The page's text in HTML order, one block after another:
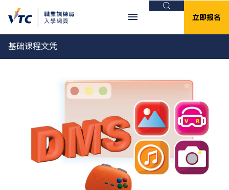
搜索
立即报名
基础课程文凭